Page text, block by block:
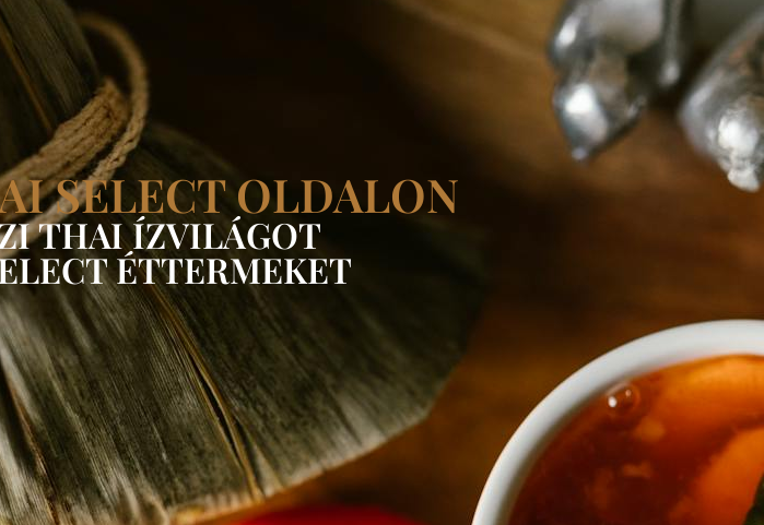
SELECT OLDALON
THAI ÍZVILÁGOT
ÉTTERMEKET